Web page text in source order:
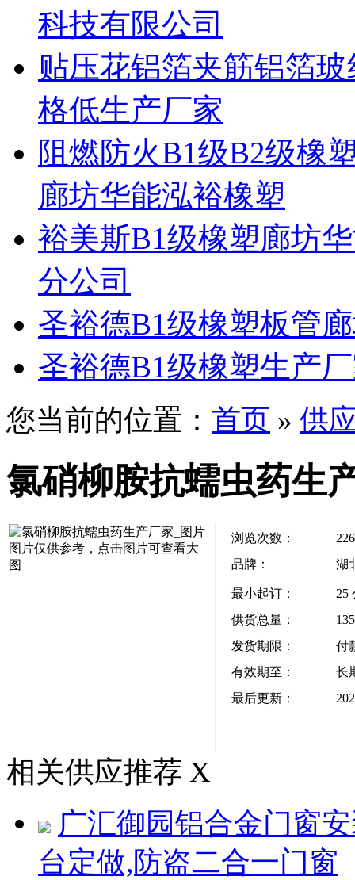
科技有限公司
贴压花铝箔夹筋铝箔
格低生产厂家
阻燃防火B1级B2级橡
廊坊华能泓裕橡塑
裕美斯B1级橡塑廊坊
分公司
圣裕德B1级橡塑板管
圣裕德B1级橡塑生产
您当前的位置： 首页 » 供
氯硝柳胺抗蠕虫药生
图片仅供参考，点击图片可查看大
图
浏览次数：
226
品牌：
湖
最小起订：
25
供货总量：
发货期限：
付
有效期至：
长
最后更新：
相关供应推荐 X
广汇御园铝合金门窗
台定做,防盗二合一门窗